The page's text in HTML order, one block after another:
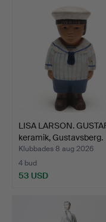
LISA LARSON.
keramik, Gustavsberg.
Klubbades 8 aug 2026
4 bud
53 USD